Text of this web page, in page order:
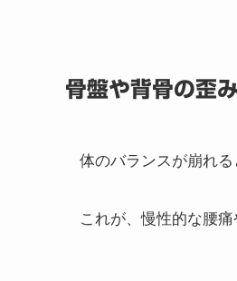
骨盤や背骨の歪
体のバランスが崩れ
これが、慢性的な腰